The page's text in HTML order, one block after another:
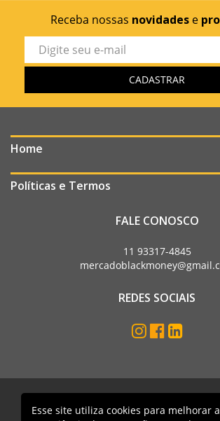
Receba nossas novidades e
Home
Políticas e Termos
FALE CONOSCO
11 93317-4845
REDES SOCIAIS
Mercado Black Money. Todos os
Esse site utiliza cookies para melhorar